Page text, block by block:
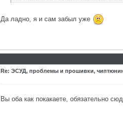
Да ладно, я и сам забыл уже
Re: ЭСУД, проблемы и прошивки,
Вы оба как покакаете, обязательно